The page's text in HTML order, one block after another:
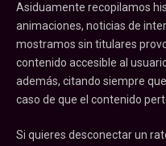
Asiduamente recopilamos
animaciones, noticias de
mostramos sin titulares
contenido accesible al
además, citando siempre
caso de que el contenido
Si quieres desconectar un